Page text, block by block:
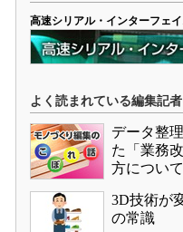
高速シリアル・インターフェ
よく読まれている編集記
データ整
た「業務
方について
3D技術が
の常識